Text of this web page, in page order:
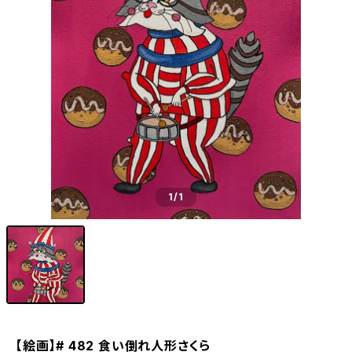
1/1
【絵画】# 482 食い倒れ人形さくら